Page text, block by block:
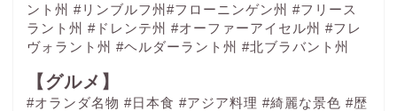
ント州 #リンブルフ州#フローニンゲン州 #フリース
ラント州 #ドレンテ州 #オーファーアイセル州 #フレ
ヴォラント州 #ヘルダーラント州 #北ブラバント州
【グルメ】
#オランダ名物 #日本食 #アジア料理 #綺麗な景色 #歴